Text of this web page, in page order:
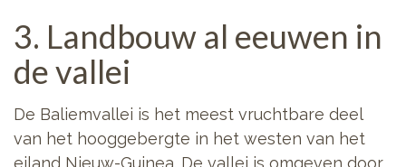
3. Landbouw al eeuwen in
de vallei
De Baliemvallei is het meest vruchtbare deel
van het hooggebergte in het westen van het
eiland Nieuw-Guinea. De vallei is omgeven door